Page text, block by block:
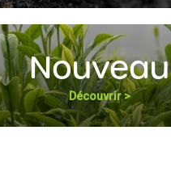
Nouveau
Découvrir